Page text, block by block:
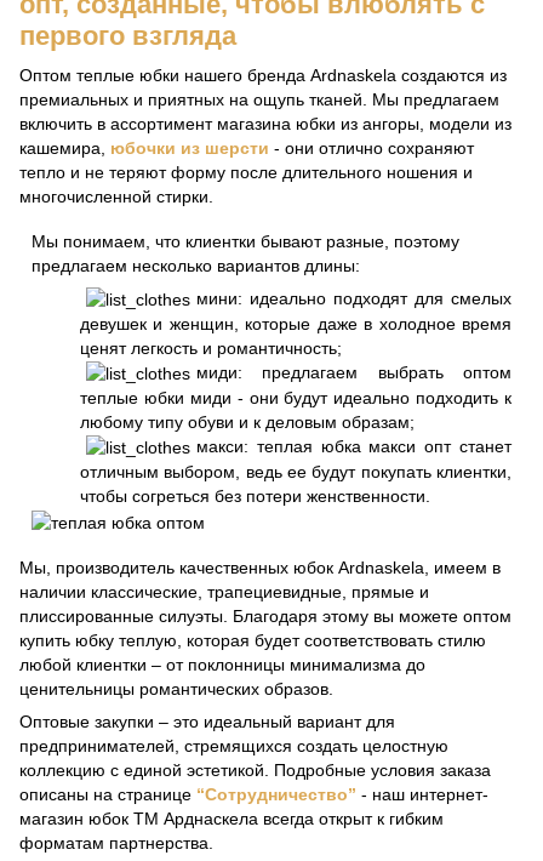
первого взгляда
Оптом теплые юбки нашего бренда Ardnaskela создаются из
премиальных и приятных на ощупь тканей. Мы предлагаем
включить в ассортимент магазина юбки из ангоры, модели из
кашемира, юбочки из шерсти - они отлично сохраняют
тепло и не теряют форму после длительного ношения и
многочисленной стирки.
Мы понимаем, что клиентки бывают разные, поэтому
предлагаем несколько вариантов длины:
мини: идеально подходят для смелых
девушек и женщин, которые даже в холодное время
ценят легкость и романтичность;
миди: предлагаем выбрать оптом
теплые юбки миди - они будут идеально подходить к
любому типу обуви и к деловым образам;
макси: теплая юбка макси опт станет
отличным выбором, ведь ее будут покупать клиентки,
чтобы согреться без потери женственности.
Мы, производитель качественных юбок Ardnaskela, имеем в
наличии классические, трапециевидные, прямые и
плиссированные силуэты. Благодаря этому вы можете оптом
купить юбку теплую, которая будет соответствовать стилю
любой клиентки – от поклонницы минимализма до
ценительницы романтических образов.
Оптовые закупки – это идеальный вариант для
предпринимателей, стремящихся создать целостную
коллекцию с единой эстетикой. Подробные условия заказа
описаны на странице “Сотрудничество” - наш интернет-
магазин юбок ТМ Арднаскела всегда открыт к гибким
форматам партнерства.